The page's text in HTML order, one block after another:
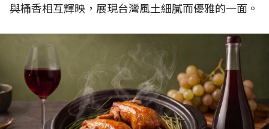
與桶香相互輝映，展現台灣風土細膩而優雅的一面。